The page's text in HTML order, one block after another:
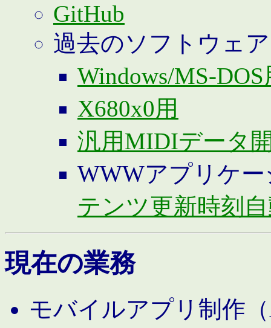
GitHub
過去のソフトウェア
Windows/MS-DOS
X680x0用
汎用MIDIデータ
WWWアプリケ
テンツ更新時刻
現在の業務
モバイルアプリ制作